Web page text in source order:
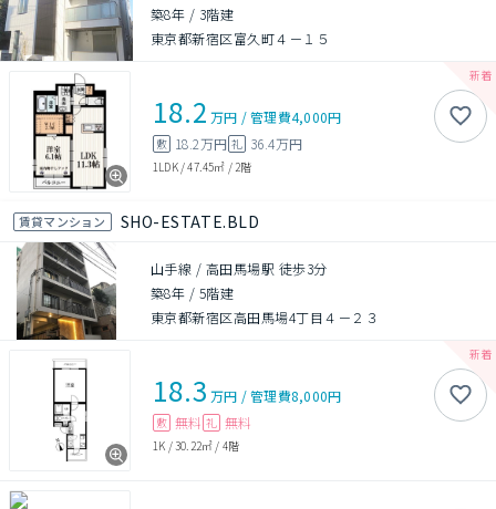
築8年 / 3階建
東京都新宿区富久町４－１５
18.2 万円 /管理費4,000円
敷 18.2万円 礼 36.4万円
1LDK/47.45㎡ / 2階
賃貸マンション SHO-ESTATE.BLD
山手線 / 高田馬場駅 徒歩3分
築8年 / 5階建
東京都新宿区高田馬場4丁目４－２３
18.3 万円 /管理費8,000円
敷 無料 礼 無料
1K /30.22㎡ / 4階